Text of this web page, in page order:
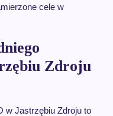
cele w
Zdroju
w Jastrzębiu Zdroju to